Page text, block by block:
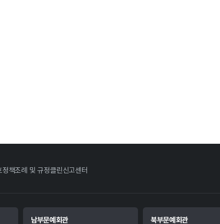
정책조례 및 규정클린신고센터
남부문예회관 북부문예회관